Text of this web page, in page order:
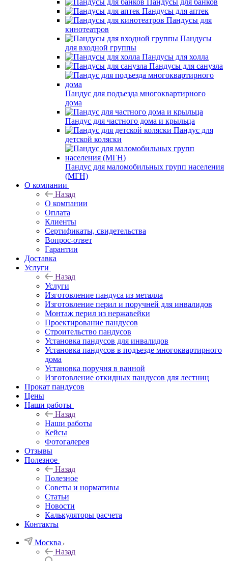
Пандусы для банков
Пандусы для аптек
Пандусы для
кинотеатров
Пандусы
для входной группы
Пандусы для холла
Пандусы для санузла
Пандус для подъезда многоквартирного
дома
Пандус для частного дома и крыльца
Пандус для
детской коляски
Пандус для маломобильных групп населения
(МГН)
О компании
Назад
О компании
Оплата
Клиенты
Сертификаты, свидетельства
Вопрос-ответ
Гарантии
Доставка
Услуги
Назад
Услуги
Изготовление пандуса из металла
Изготовление перил и поручней для инвалидов
Монтаж перил из нержавейки
Проектирование пандусов
Строительство пандусов
Установка пандусов для инвалидов
Установка пандусов в подъезде многоквартирного
дома
Установка поручня в ванной
Изготовление откидных пандусов для лестниц
Прокат пандусов
Цены
Наши работы
Назад
Наши работы
Кейсы
Фотогалерея
Отзывы
Полезное
Назад
Полезное
Советы и нормативы
Статьи
Новости
Калькуляторы расчета
Контакты
Москва
Назад